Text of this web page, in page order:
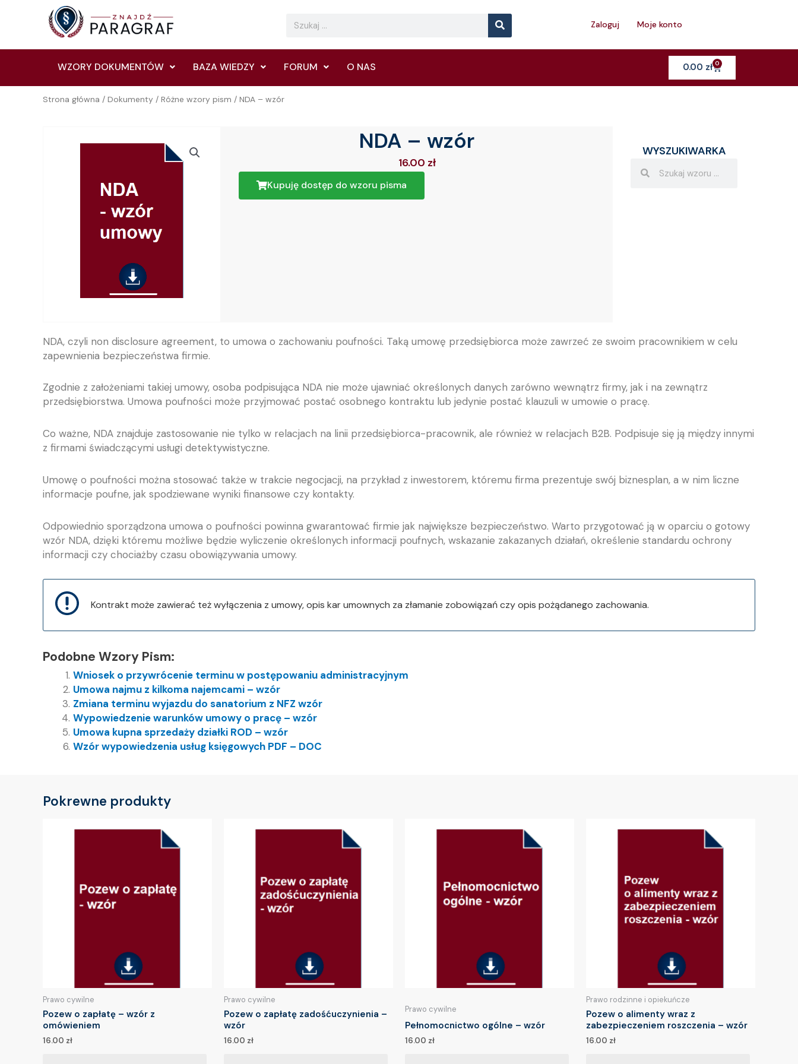
Search Search
Zaloguj Moje konto
WZORY DOKUMENTÓW BAZA WIEDZY FORUM O NAS 0.00 zł 0Cart
Strona główna / Dokumenty / Różne wzory pism / NDA – wzór
NDA – wzór
16.00 zł
Kupuję dostęp do wzoru pisma
WYSZUKIWARKA
NDA, czyli non disclosure agreement, to umowa o zachowaniu poufności. Taką umowę przedsiębiorca może zawrzeć ze swoim pracownikiem w celu
zapewnienia bezpieczeństwa firmie.
Zgodnie z założeniami takiej umowy, osoba podpisująca NDA nie może ujawniać określonych danych zarówno wewnątrz firmy, jak i na zewnątrz
przedsiębiorstwa. Umowa poufności może przyjmować postać osobnego kontraktu lub jedynie postać klauzuli w umowie o pracę.
Co ważne, NDA znajduje zastosowanie nie tylko w relacjach na linii przedsiębiorca-pracownik, ale również w relacjach B2B. Podpisuje się ją między innymi
z firmami świadczącymi usługi detektywistyczne.
Umowę o poufności można stosować także w trakcie negocjacji, na przykład z inwestorem, któremu firma prezentuje swój biznesplan, a w nim liczne
informacje poufne, jak spodziewane wyniki finansowe czy kontakty.
Odpowiednio sporządzona umowa o poufności powinna gwarantować firmie jak największe bezpieczeństwo. Warto przygotować ją w oparciu o gotowy
wzór NDA, dzięki któremu możliwe będzie wyliczenie określonych informacji poufnych, wskazanie zakazanych działań, określenie standardu ochrony
informacji czy chociażby czasu obowiązywania umowy.
Kontrakt może zawierać też wyłączenia z umowy, opis kar umownych za złamanie zobowiązań czy opis pożądanego zachowania.
Podobne Wzory Pism:
Wniosek o przywrócenie terminu w postępowaniu administracyjnym
Umowa najmu z kilkoma najemcami – wzór
Zmiana terminu wyjazdu do sanatorium z NFZ wzór
Wypowiedzenie warunków umowy o pracę – wzór
Umowa kupna sprzedaży działki ROD – wzór
Wzór wypowiedzenia usług księgowych PDF – DOC
Pokrewne produkty
Prawo cywilne
Pozew o zapłatę – wzór z
omówieniem
16.00 zł
Prawo cywilne
Pozew o zapłatę zadośćuczynienia –
wzór
16.00 zł
Prawo cywilne
Pełnomocnictwo ogólne – wzór
16.00 zł
Prawo rodzinne i opiekuńcze
Pozew o alimenty wraz z
zabezpieczeniem roszczenia – wzór
16.00 zł